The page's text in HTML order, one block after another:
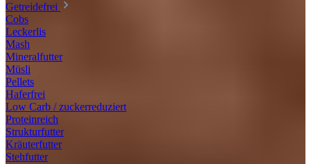
Getreidefrei
Cobs
Leckerlis
Mash
Mineralfutter
Müsli
Pellets
Haferfrei
Low Carb / zuckerreduziert
Proteinreich
Strukturfutter
Kräuterfutter
Stehfutter